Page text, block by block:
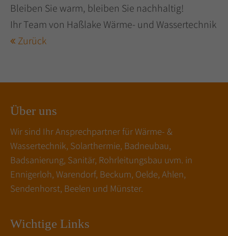
Bleiben Sie warm, bleiben Sie nachhaltig!
Ihr Team von Haßlake Wärme- und Wassertechnik
Zurück
Über uns
Wir sind Ihr Ansprechpartner für Wärme- &
Wassertechnik, Solarthermie, Badneubau,
Badsanierung, Sanitär, Rohrleitungsbau uvm. in
Ennigerloh, Warendorf, Beckum, Oelde, Ahlen,
Sendenhorst, Beelen und Münster.
Wichtige Links